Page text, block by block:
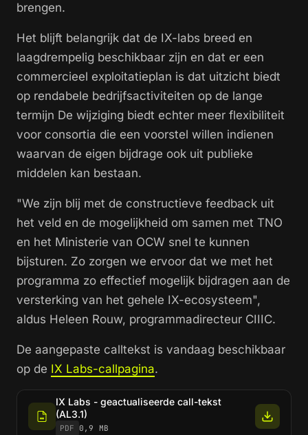
brengen.
Het blijft belangrijk dat de IX-labs breed en
laagdrempelig beschikbaar zijn en dat er een
commercieel exploitatieplan is dat uitzicht biedt
op rendabele bedrijfsactiviteiten op de lange
termijn De wijziging biedt echter meer flexibiliteit
voor consortia die een voorstel willen indienen
waarvan de eigen bijdrage ook uit publieke
middelen kan bestaan.
"We zijn blij met de constructieve feedback uit
het veld en de mogelijkheid om samen met TNO
en het Ministerie van OCW snel te kunnen
bijsturen. Zo zorgen we ervoor dat we met het
programma zo effectief mogelijk bijdragen aan de
versterking van het gehele IX-ecosysteem",
aldus Heleen Rouw, programmadirecteur CIIIC.
De aangepaste calltekst is vandaag beschikbaar
op de IX Labs-callpagina.
IX Labs - geactualiseerde call-tekst
(AL3.1)
PDF 0,9 MB